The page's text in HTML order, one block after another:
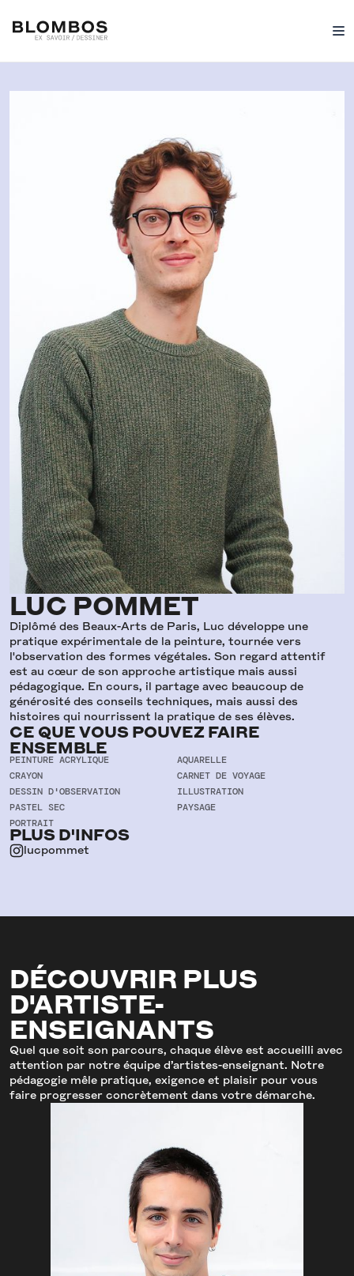
LUC POMMET
Diplômé des Beaux-Arts de Paris, Luc développe une
pratique expérimentale de la peinture, tournée vers
l'observation des formes végétales. Son regard attentif
est au cœur de son approche artistique mais aussi
pédagogique. En cours, il partage avec beaucoup de
générosité des conseils techniques, mais aussi des
histoires qui nourrissent la pratique de ses élèves.
CE QUE VOUS POUVEZ FAIRE
ENSEMBLE
PEINTURE ACRYLIQUE
AQUARELLE
CRAYON
CARNET DE VOYAGE
DESSIN D'OBSERVATION
ILLUSTRATION
PASTEL SEC
PAYSAGE
PORTRAIT
PLUS D'INFOS
lucpommet
DÉCOUVRIR PLUS
D'ARTISTE-
ENSEIGNANTS
Quel que soit son parcours, chaque élève est accueilli avec
attention par notre équipe d’artistes-enseignant. Notre
pédagogie mêle pratique, exigence et plaisir pour vous
faire progresser concrètement dans votre démarche.